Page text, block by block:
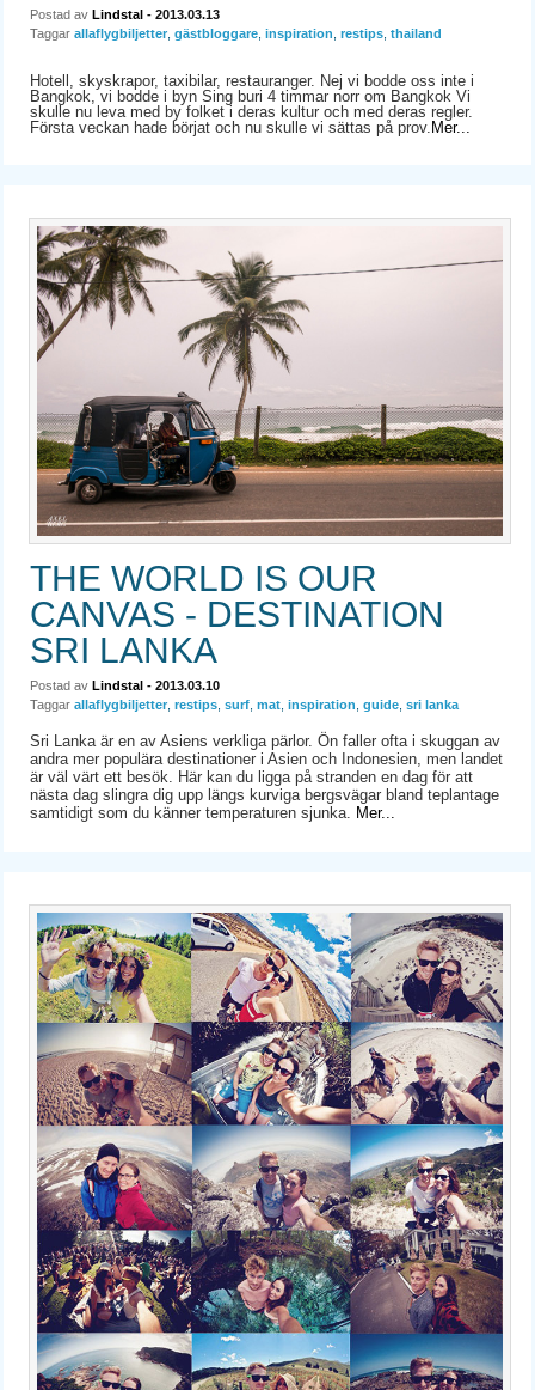
Postad avLindstal - 2013.03.13
Taggar allaflygbiljetter ,gästbloggare ,inspiration ,restips ,thailand
Hotell, skyskrapor, taxibilar, restauranger. Nej vi bodde oss inte i
Bangkok, vi bodde i byn Sing buri 4 timmar norr om Bangkok Vi
skulle nu leva med by folket i deras kultur och med deras regler.
Första veckan hade börjat och nu skulle vi sättas på prov. Mer...
THE WORLD IS OUR
CANVAS - DESTINATION
SRI LANKA
Postad av Lindstal - 2013.03.10
Taggar allaflygbiljetter ,restips ,surf ,mat ,inspiration ,guide ,sri lanka
Sri Lanka är en av Asiens verkliga pärlor. Ön faller ofta i skuggan av
andra mer populära destinationer i Asien och Indonesien, men landet
är väl värt ett besök. Här kan du ligga på stranden en dag för att
nästa dag slingra dig upp längs kurviga bergsvägar bland teplantage
samtidigt som du känner temperaturen sjunka. Mer...